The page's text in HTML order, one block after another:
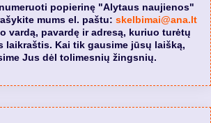
popierinę "Alytaus naujienos"
mums el. paštu: skelbimai@ana.lt
vardą, pavardę ir adresą, kuriuo turėtų
laikraštis. Kai tik gausime jūsų laišką,
Jus dėl tolimesnių žingsnių.